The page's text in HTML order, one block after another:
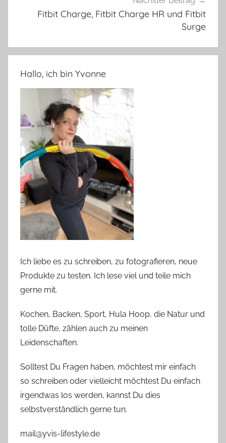
Fitbit Charge, Fitbit Charge HR und Fitbit
Surge
Hallo, ich bin Yvonne
Ich liebe es zu schreiben, zu fotografieren, neue
Produkte zu testen. Ich lese viel und teile mich
gerne mit.
Kochen, Backen, Sport, Hula Hoop, die Natur und
tolle Düfte, zählen auch zu meinen
Leidenschaften.
Solltest Du Fragen haben, möchtest mir einfach
so schreiben oder vielleicht möchtest Du einfach
irgendwas los werden, kannst Du dies
selbstverständlich gerne tun.
mail@yvis-lifestyle.de